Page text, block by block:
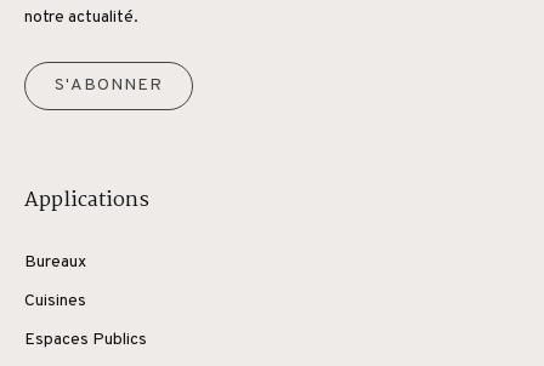
notre actualité.
S'ABONNER
Applications
Bureaux
Cuisines
Espaces Publics